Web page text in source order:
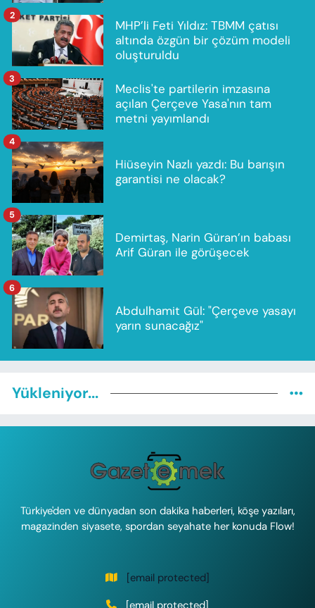
MHP’li Feti Yıldız: TBMM çatısı
altında özgün bir çözüm modeli
oluşturuldu
2
Meclis'te partilerin imzasına
açılan Çerçeve Yasa'nın tam
metni yayımlandı
3
Hiüseyin Nazlı yazdı: Bu barışın
garantisi ne olacak?
4
Demirtaş, Narin Güran’ın babası
Arif Güran ile görüşecek
5
Abdulhamit Gül: "Çerçeve yasayı
yarın sunacağız"
6
Yükleniyor...
Türkiye'den ve dünyadan son dakika haberleri, köşe yazıları,
magazinden siyasete, spordan seyahate her konuda Flow!
[email protected]
[email protected]